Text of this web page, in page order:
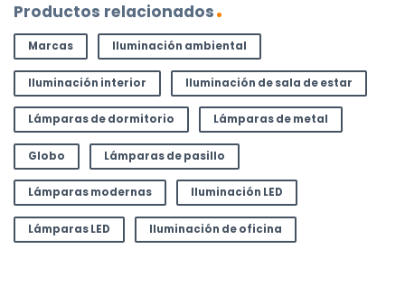
Productos relacionados
Marcas Iluminación ambiental
Iluminación interior Iluminación de sala de estar
Lámparas de dormitorio Lámparas de metal
Globo Lámparas de pasillo
Lámparas modernas Iluminación LED
Lámparas LED Iluminación de oficina